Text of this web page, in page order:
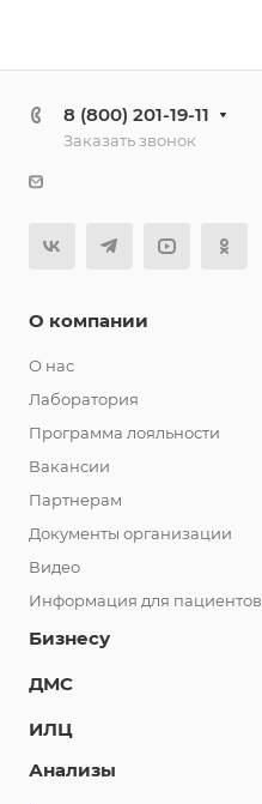
8 (800) 201-19-11
Заказать звонок
О компании
О нас
Лаборатория
Программа лояльности
Вакансии
Партнерам
Документы организации
Видео
Информация для пациентов
Бизнесу
ДМС
ИЛЦ
Анализы